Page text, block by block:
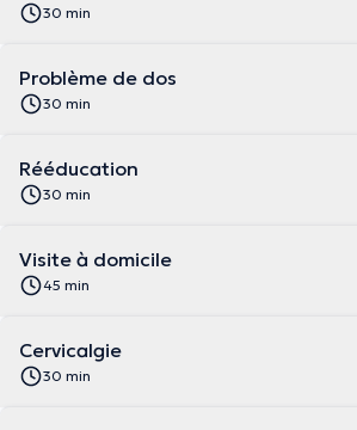
30 min
Problème de dos
30 min
Rééducation
30 min
Visite à domicile
45 min
Cervicalgie
30 min